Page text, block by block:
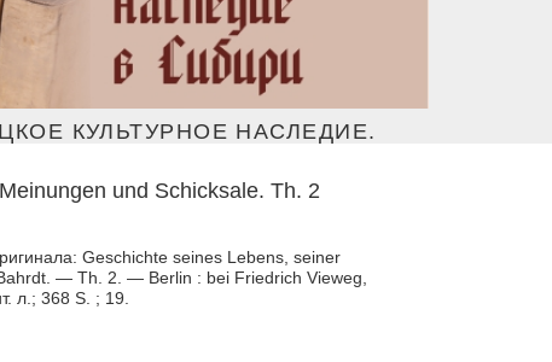
КУЛЬТУРНОЕ НАСЛЕДИЕ.
und Schicksale. Th. 2
Geschichte seines Lebens, seiner
— Th. 2. — Berlin : bei Friedrich Vieweg,
л.; 368 S. ; 19.